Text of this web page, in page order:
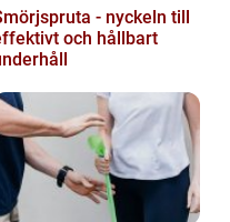
- nyckeln till
och hållbart